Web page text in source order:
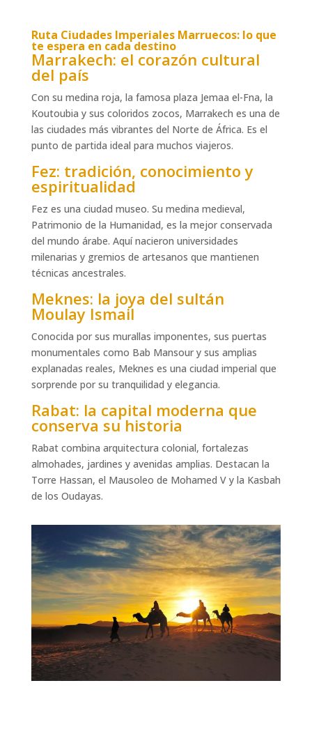
Ruta Ciudades Imperiales Marruecos: lo que
te espera en cada destino
Marrakech: el corazón cultural
del país
Con su medina roja, la famosa plaza Jemaa el-Fna, la
Koutoubia y sus coloridos zocos, Marrakech es una de
las ciudades más vibrantes del Norte de África. Es el
punto de partida ideal para muchos viajeros.
Fez: tradición, conocimiento y
espiritualidad
Fez es una ciudad museo. Su medina medieval,
Patrimonio de la Humanidad, es la mejor conservada
del mundo árabe. Aquí nacieron universidades
milenarias y gremios de artesanos que mantienen
técnicas ancestrales.
Meknes: la joya del sultán
Moulay Ismail
Conocida por sus murallas imponentes, sus puertas
monumentales como Bab Mansour y sus amplias
explanadas reales, Meknes es una ciudad imperial que
sorprende por su tranquilidad y elegancia.
Rabat: la capital moderna que
conserva su historia
Rabat combina arquitectura colonial, fortalezas
almohades, jardines y avenidas amplias. Destacan la
Torre Hassan, el Mausoleo de Mohamed V y la Kasbah
de los Oudayas.